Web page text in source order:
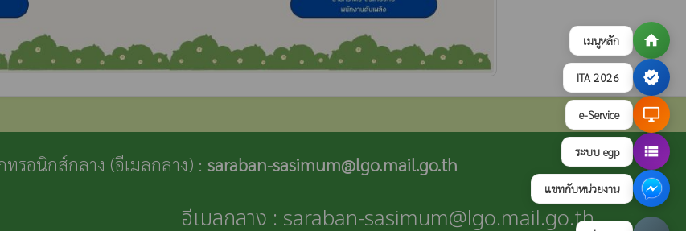
เมนูหลัก home
ITA 2026 verified
e-Service desktop_windows
ระบบ egp view_list
แชทกับหน่วยงาน
รอนิกส์กลาง (อีเมลกลาง) : saraban-sasimum@lgo.mail.go.th
อีเมลกลาง : saraban-sasimum@lgo.mail.go.th